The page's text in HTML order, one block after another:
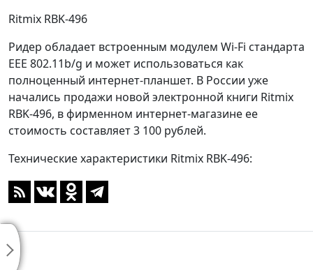
Ritmix RBK-496
Ридер обладает встроенным модулем Wi-Fi стандарта
EEE 802.11b/g и может использоваться как
полноценный интернет-планшет. В России уже
начались продажи новой электронной книги Ritmix
RBK-496, в фирменном интернет-магазине ее
стоимость составляет 3 100 рублей.
Технические характеристики Ritmix RBK-496: